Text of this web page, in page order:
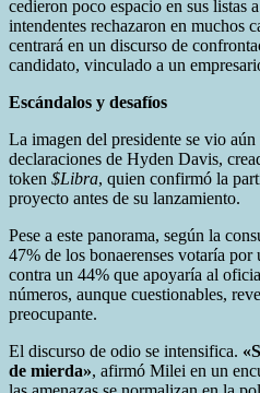
cedieron poco espacio en sus listas
intendentes rechazaron en muchos
centrará en un discurso de
candidato, vinculado a un
Escándalos y desafíos
La imagen del presidente se vio
declaraciones de Hyden Davis,
token $Libra, quien confirmó la
proyecto antes de su lanzamiento.
Pese a este panorama, según la
47% de los bonaerenses votaría
contra un 44% que apoyaría al
números, aunque cuestionables,
preocupante.
El discurso de odio se intensifica.
de mierda», afirmó Milei en un